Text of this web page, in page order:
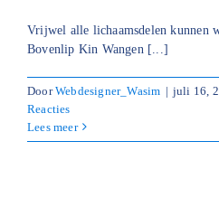
Vrijwel alle lichaamsdelen kunnen
Bovenlip Kin Wangen [...]
DoorWebdesigner_Wasim | juli 16,
Reacties
Lees meer